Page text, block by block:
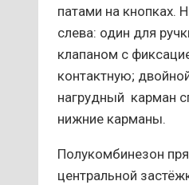
патами на кнопках.
слева: один для
клапаном с
контактную;
нагрудный карман
нижние карманы.
Полукомбинезон
центральной